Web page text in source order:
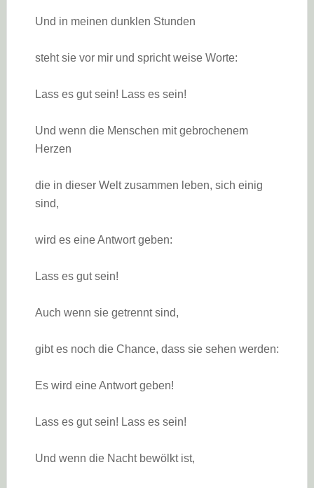
Und in meinen dunklen Stunden
steht sie vor mir und spricht weise Worte:
Lass es gut sein! Lass es sein!
Und wenn die Menschen mit gebrochenem
Herzen
die in dieser Welt zusammen leben, sich einig
sind,
wird es eine Antwort geben:
Lass es gut sein!
Auch wenn sie getrennt sind,
gibt es noch die Chance, dass sie sehen werden:
Es wird eine Antwort geben!
Lass es gut sein! Lass es sein!
Und wenn die Nacht bewölkt ist,